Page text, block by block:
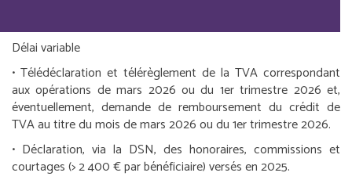
Délai variable
• Télédéclaration et télérèglement de la TVA correspondant
aux opérations de mars 2026 ou du 1ertrimestre 2026 et,
éventuellement, demande de remboursement du crédit de
TVA au titre du mois de mars 2026 ou du 1ertrimestre 2026.
• Déclaration, via la DSN, des honoraires, commissions et
courtages (> 2 400 € par bénéficiaire) versés en 2025.